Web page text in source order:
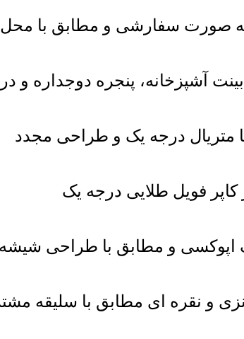
آشپزخانه، پنجره دوجداره و
متریال درجه یک و طراحی مجدد
فویل طلایی درجه یک
اپوکسی و مطابق با طراحی شیشه
و نقره ای مطابق با سلیقه